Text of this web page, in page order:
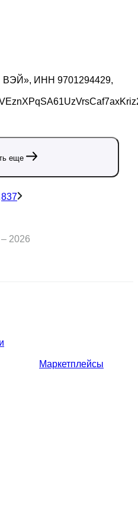
ВЭЙ», ИНН 9701294429,
еще
837
2026
Маркетплейсы